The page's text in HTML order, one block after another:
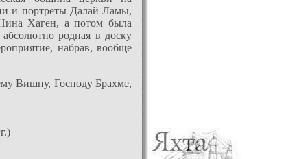
и портреты Далай Ламы,
Хаген, а потом была
родная в доску
набрав, вообще
Вишну, Господу Брахме,